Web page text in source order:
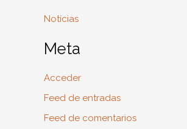
Notícias
Meta
Acceder
Feed de entradas
Feed de comentarios